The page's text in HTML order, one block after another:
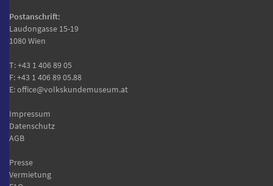
Postanschrift:
Laudongasse 15-19
1080 Wien
T:+43 1 406 89 05
F: +43 1 406 89 05.88
E:office@volkskundemuseum.at
Impressum
Datenschutz
AGB
Presse
Vermietung